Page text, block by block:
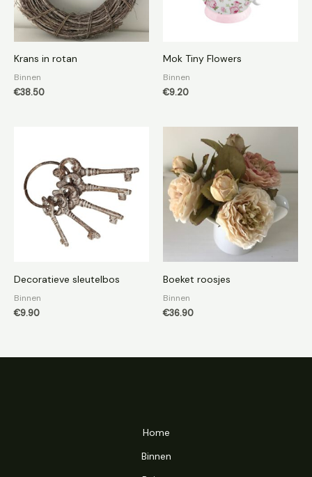
Krans in rotan
Binnen
€38.50
Mok Tiny Flowers
Binnen
€9.20
Decoratieve sleutelbos
Binnen
€9.90
Boeket roosjes
Binnen
€36.90
Home
Binnen